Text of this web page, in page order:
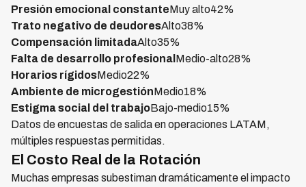
Presión emocional constanteMuy alto42%
Trato negativo de deudoresAlto38%
Compensación limitadaAlto35%
Falta de desarrollo profesional Medio-alto28%
Horarios rígidosMedio22%
Ambiente de microgestiónMedio18%
Estigma social del trabajoBajo-medio15%
Datos de encuestas de salida en operaciones LATAM,
múltiples respuestas permitidas.
El Costo Real de la Rotación
Muchas empresas subestiman dramáticamente el impacto